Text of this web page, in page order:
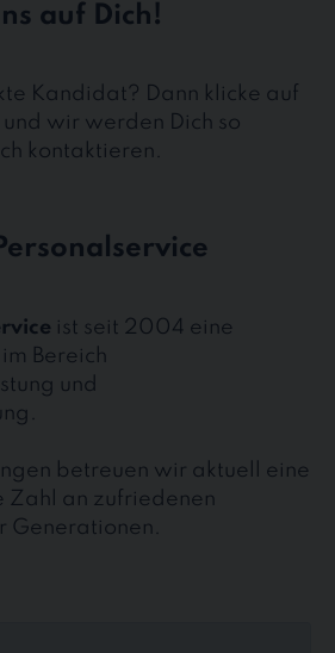
auf Dich!
Kandidat? Dann klicke auf
wir werden Dich so
kontaktieren.
ist seit 2004 eine
Bereich
und
betreuen wir aktuell eine
Zahl an zufriedenen